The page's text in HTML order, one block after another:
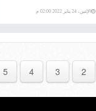
الإثنين، 24 يناير 2022 02:00 م
2
3
4
5